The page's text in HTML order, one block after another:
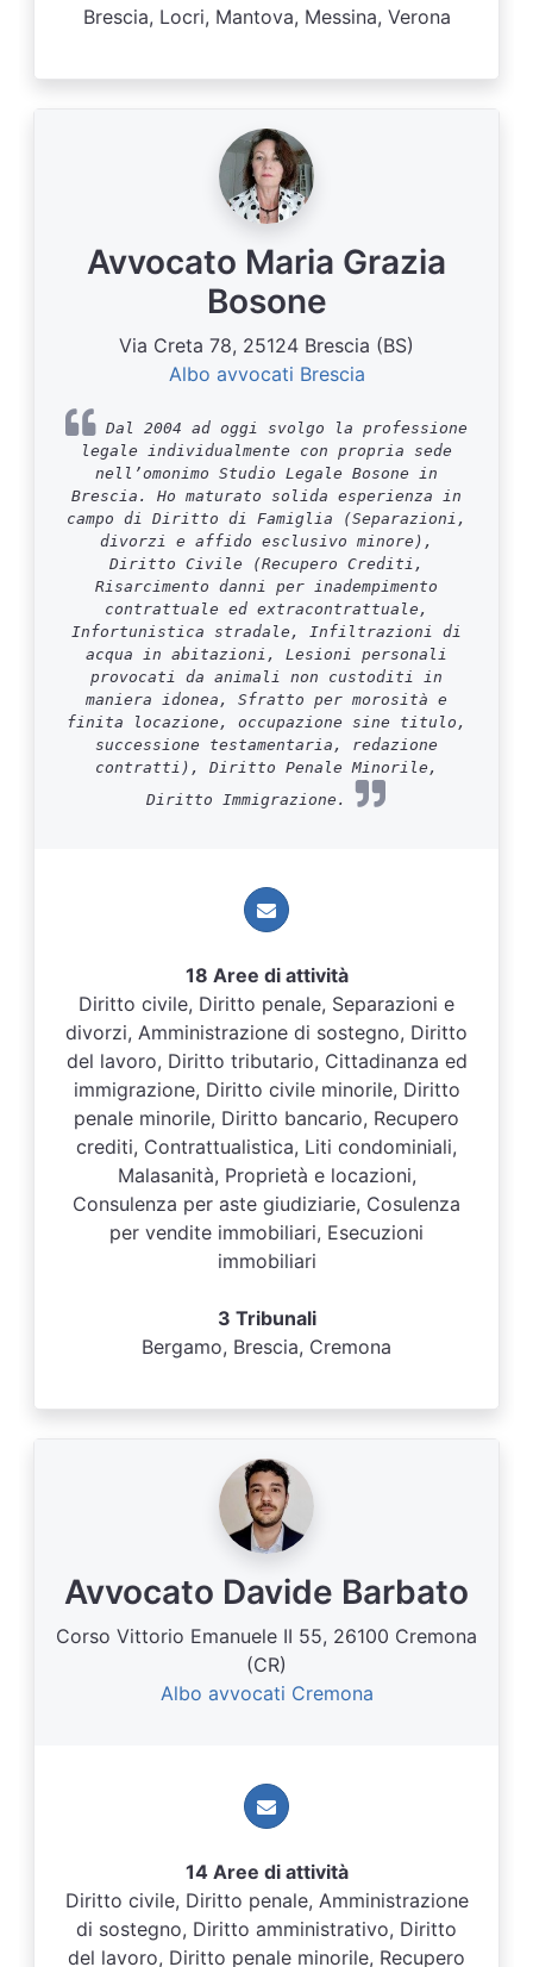
Brescia, Locri, Mantova, Messina, Verona
Avvocato Maria Grazia
Bosone
Via Creta 78, 25124 Brescia (BS)
Albo avvocati Brescia
Dal 2004 ad oggi svolgo la professione
legale individualmente con propria sede
nell’omonimo Studio Legale Bosone in
Brescia. Ho maturato solida esperienza in
campo di Diritto di Famiglia (Separazioni,
divorzi e affido esclusivo minore),
Diritto Civile (Recupero Crediti,
Risarcimento danni per inadempimento
contrattuale ed extracontrattuale,
Infortunistica stradale, Infiltrazioni di
acqua in abitazioni, Lesioni personali
provocati da animali non custoditi in
maniera idonea, Sfratto per morosità e
finita locazione, occupazione sine titulo,
successione testamentaria, redazione
contratti), Diritto Penale Minorile,
Diritto Immigrazione.
18 Aree di attività
Diritto civile, Diritto penale, Separazioni e
divorzi, Amministrazione di sostegno, Diritto
del lavoro, Diritto tributario, Cittadinanza ed
immigrazione, Diritto civile minorile, Diritto
penale minorile, Diritto bancario, Recupero
crediti, Contrattualistica, Liti condominiali,
Malasanità, Proprietà e locazioni,
Consulenza per aste giudiziarie, Cosulenza
per vendite immobiliari, Esecuzioni
immobiliari
3 Tribunali
Bergamo, Brescia, Cremona
Avvocato Davide Barbato
Corso Vittorio Emanuele II 55, 26100 Cremona
(CR)
Albo avvocati Cremona
14 Aree di attività
Diritto civile, Diritto penale, Amministrazione
di sostegno, Diritto amministrativo, Diritto
del lavoro, Diritto penale minorile, Recupero